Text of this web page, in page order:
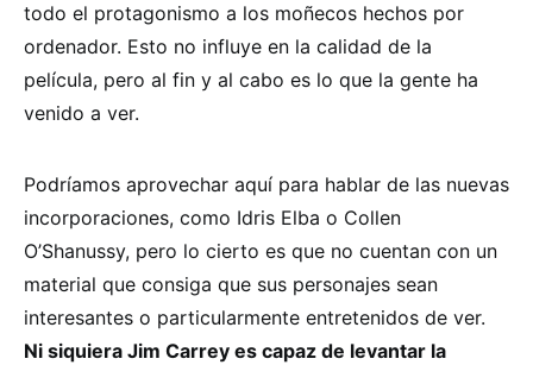
todo el protagonismo a los moñecos hechos por
ordenador. Esto no influye en la calidad de la
película, pero al fin y al cabo es lo que la gente ha
venido a ver.
Podríamos aprovechar aquí para hablar de las nuevas
incorporaciones, como Idris Elba o Collen
O’Shanussy, pero lo cierto es que no cuentan con un
material que consiga que sus personajes sean
interesantes o particularmente entretenidos de ver.
Ni siquiera Jim Carrey es capaz de levantar la